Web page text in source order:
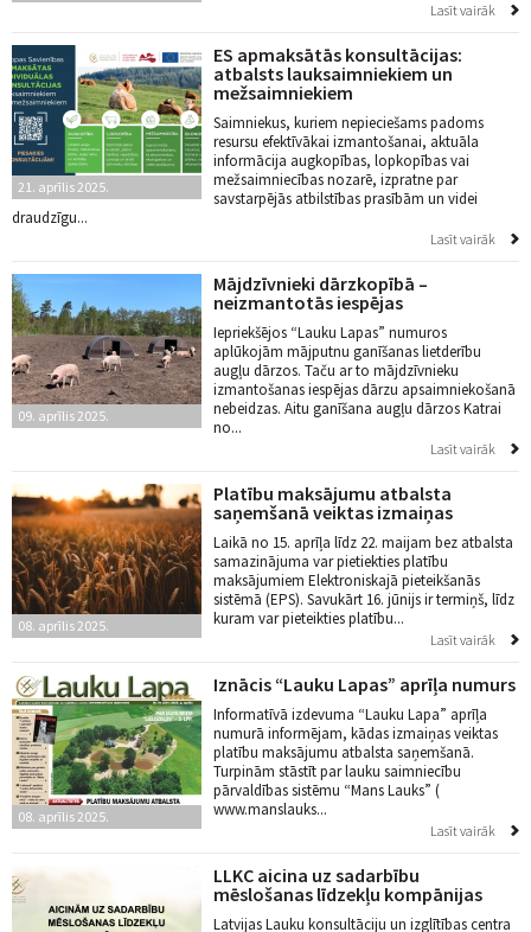
Lasīt vairāk
21. aprīlis 2025.
ES apmaksātās konsultācijas:
atbalsts lauksaimniekiem un
mežsaimniekiem
Saimniekus, kuriem nepieciešams padoms
resursu efektīvākai izmantošanai, aktuāla
informācija augkopības, lopkopības vai
mežsaimniecības nozarē, izpratne par
savstarpējās atbilstības prasībām un videi
draudzīgu...
Lasīt vairāk
09. aprīlis 2025.
Mājdzīvnieki dārzkopībā –
neizmantotās iespējas
Iepriekšējos “Lauku Lapas” numuros
aplūkojām mājputnu ganīšanas lietderību
augļu dārzos. Taču ar to mājdzīvnieku
izmantošanas iespējas dārzu apsaimniekošanā
nebeidzas. Aitu ganīšana augļu dārzos Katrai
no...
Lasīt vairāk
08. aprīlis 2025.
Platību maksājumu atbalsta
saņemšanā veiktas izmaiņas
Laikā no 15. aprīļa līdz 22. maijam bez atbalsta
samazinājuma var pietiekties platību
maksājumiem Elektroniskajā pieteikšanās
sistēmā (EPS). Savukārt 16. jūnijs ir termiņš, līdz
kuram var pieteikties platību...
Lasīt vairāk
08. aprīlis 2025.
Iznācis “Lauku Lapas” aprīļa numurs
Informatīvā izdevuma “Lauku Lapa” aprīļa
numurā informējam, kādas izmaiņas veiktas
platību maksājumu atbalsta saņemšanā.
Turpinām stāstīt par lauku saimniecību
pārvaldības sistēmu “Mans Lauks” (
www.manslauks...
Lasīt vairāk
LLKC aicina uz sadarbību
mēslošanas līdzekļu kompānijas
Latvijas Lauku konsultāciju un izglītības centra